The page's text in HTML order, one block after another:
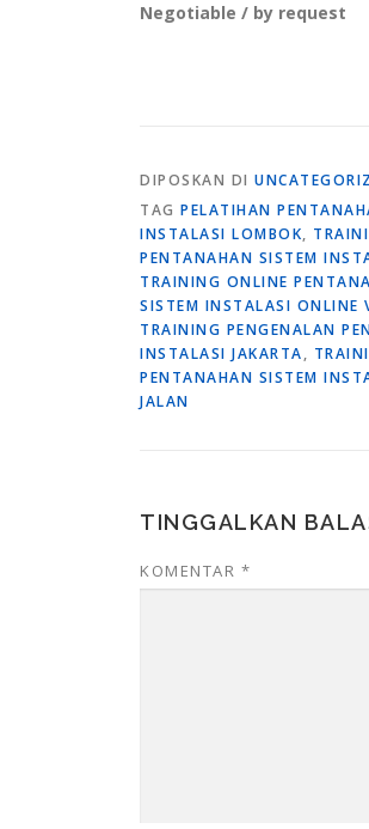
Negotiable / by request
DIPOSKAN DI
TAG PELATIHAN
INSTALASI LOMBOK,
PENTANAHAN SISTEM
TRAINING ONLINE
SISTEM INSTALASI ONLINE
TRAINING PENGENALAN
INSTALASI JAKARTA,
PENTANAHAN SISTEM
JALAN
TINGGALKAN
KOMENTAR *